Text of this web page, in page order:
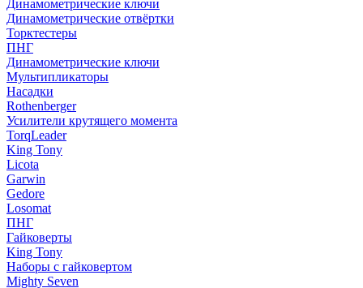
Динамометрические ключи
Динамометрические отвёртки
Торктестеры
ПНГ
Динамометрические ключи
Мультипликаторы
Насадки
Rothenberger
Усилители крутящего момента
TorqLeader
King Tony
Licota
Garwin
Gedore
Losomat
ПНГ
Гайковерты
King Tony
Наборы с гайковертом
Mighty Seven